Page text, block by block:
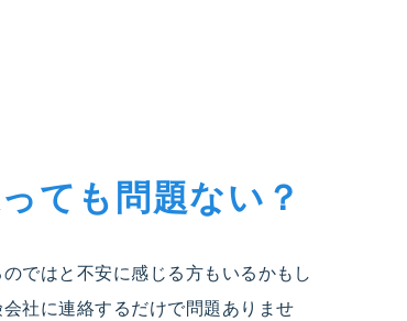
ても問題ない？
ではと不安に感じる方もいるかもし
社に連絡するだけで問題ありませ